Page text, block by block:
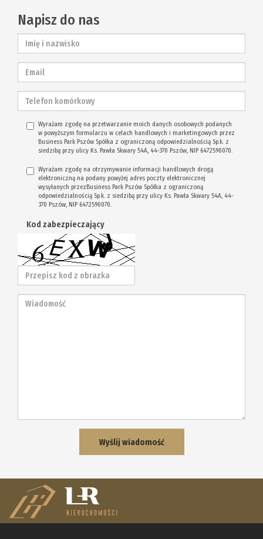
Napisz do nas
Wyrażam zgodę na przetwarzanie moich danych osobowych podanych
w powyższym formularzu w celach handlowych i marketingowych przez
Business Park Pszów Spółka z ograniczoną odpowiedzialnością Sp.k. z
siedzibą przy ulicy Ks. Pawła Skwary 54A, 44-370 Pszów, NIP 6472590070.
Wyrażam zgodę na otrzymywanie informacji handlowych drogą
elektroniczną na podany powyżej adres poczty elektronicznej
wysyłanych przezBusiness Park Pszów Spółka z ograniczoną
odpowiedzialnością Sp.k. z siedzibą przy ulicy Ks. Pawła Skwary 54A, 44-
370 Pszów, NIP 6472590070.
Kod zabezpieczający